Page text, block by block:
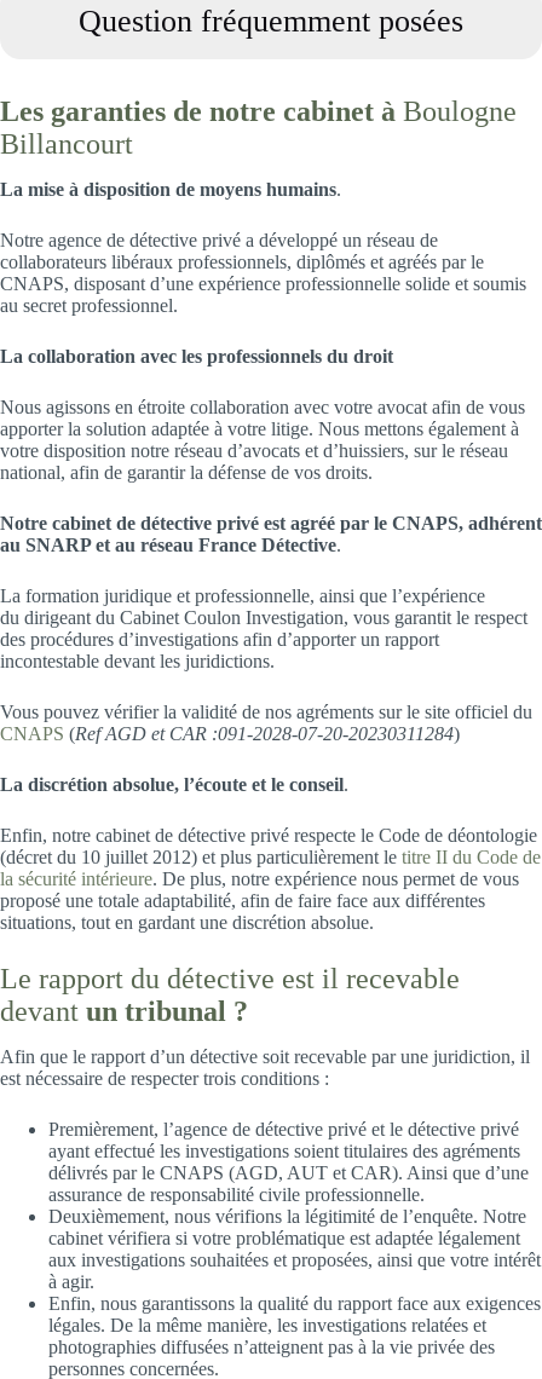
Question fréquemment posées
Les garanties de notre cabinet à Boulogne
Billancourt
La mise à disposition de moyens humains.
Notre agence de détective privé a développé un réseau de
collaborateurs libéraux professionnels, diplômés et agréés par le
CNAPS, disposant d’une expérience professionnelle solide et soumis
au secret professionnel.
La collaboration avec les professionnels du droit
Nous agissons en étroite collaboration avec votre avocat afin de vous
apporter la solution adaptée à votre litige. Nous mettons également à
votre disposition notre réseau d’avocats et d’huissiers, sur le réseau
national, afin de garantir la défense de vos droits.
Notre cabinet de détective privé est agréé par le CNAPS, adhérent
au SNARP et au réseau France Détective.
La formation juridique et professionnelle, ainsi que l’expérience
du dirigeant du Cabinet Coulon Investigation, vous garantit le respect
des procédures d’investigations afin d’apporter un rapport
incontestable devant les juridictions.
Vous pouvez vérifier la validité de nos agréments sur le site officiel du
CNAPS (Ref AGD et CAR :091-2028-07-20-20230311284)
La discrétion absolue, l’écoute et le conseil.
Enfin, notre cabinet de détective privé respecte le Code de déontologie
(décret du 10 juillet 2012) et plus particulièrement le titre II du Code de
la sécurité intérieure. De plus, notre expérience nous permet de vous
proposé une totale adaptabilité, afin de faire face aux différentes
situations, tout en gardant une discrétion absolue.
Le rapport du détective est il recevable
devant un tribunal ?
Afin que le rapport d’un détective soit recevable par une juridiction, il
est nécessaire de respecter trois conditions :
Premièrement, l’agence de détective privé et le détective privé
ayant effectué les investigations soient titulaires des agréments
délivrés par le CNAPS (AGD, AUT et CAR). Ainsi que d’une
assurance de responsabilité civile professionnelle.
Deuxièmement, nous vérifions la légitimité de l’enquête. Notre
cabinet vérifiera si votre problématique est adaptée légalement
aux investigations souhaitées et proposées, ainsi que votre intérêt
à agir.
Enfin, nous garantissons la qualité du rapport face aux exigences
légales. De la même manière, les investigations relatées et
photographies diffusées n’atteignent pas à la vie privée des
personnes concernées.